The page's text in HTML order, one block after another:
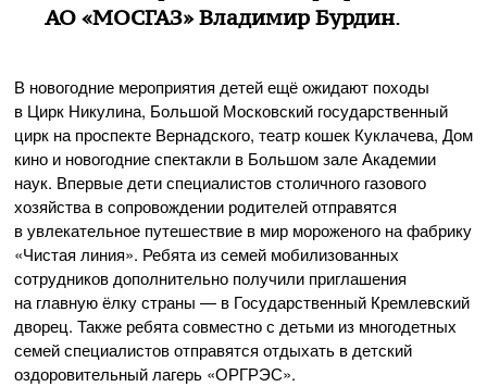
АО «МОСГАЗ»Владимир Бурдин.
В новогодние мероприятия детей ещё ожидают походы
в Цирк Никулина, Большой Московский государственный
цирк на проспекте Вернадского, театр кошек Куклачева, Дом
кино и новогодние спектакли в Большом зале Академии
наук. Впервые дети специалистов столичного газового
хозяйства в сопровождении родителей отправятся
в увлекательное путешествие в мир мороженого на фабрику
«Чистая линия». Ребята из семей мобилизованных
сотрудников дополнительно получили приглашения
на главную ёлку страны — в Государственный Кремлевский
дворец. Также ребята совместно с детьми из многодетных
семей специалистов отправятся отдыхать в детский
оздоровительный лагерь «ОРГРЭС».